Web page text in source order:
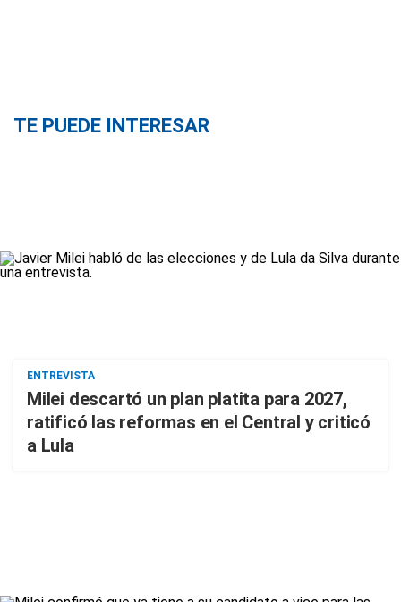
TE PUEDE INTERESAR
ENTREVISTA
Milei descartó un plan platita para 2027,
ratificó las reformas en el Central y criticó
a Lula